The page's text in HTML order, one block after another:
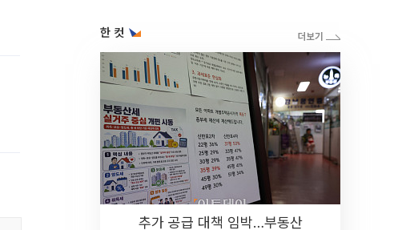
한 컷
추가 공급 대책 임박…부동산